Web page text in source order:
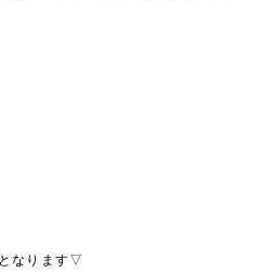
なります▽